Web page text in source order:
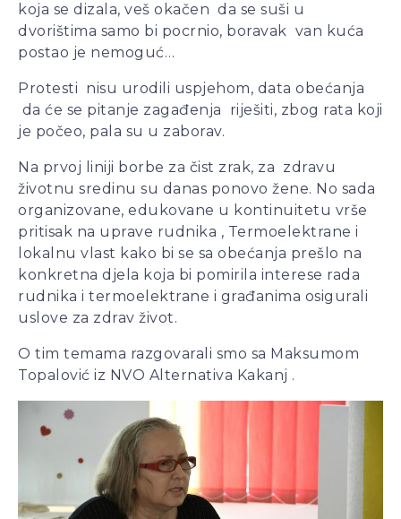
koja se dizala, veš okačen da se suši u
dvorištima samo bi pocrnio, boravak van kuća
postao je nemoguć…
Protesti nisu urodili uspjehom, data obećanja
da će se pitanje zagađenja riješiti, zbog rata koji
je počeo, pala su u zaborav.
Na prvoj liniji borbe za čist zrak, za zdravu
životnu sredinu su danas ponovo žene. No sada
organizovane, edukovane u kontinuitetu vrše
pritisak na uprave rudnika , Termoelektrane i
lokalnu vlast kako bi se sa obećanja prešlo na
konkretna djela koja bi pomirila interese rada
rudnika i termoelektrane i građanima osigurali
uslove za zdrav život.
O tim temama razgovarali smo sa Maksumom
Topalović iz NVO Alternativa Kakanj .